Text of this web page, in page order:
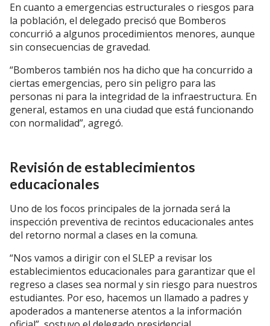
En cuanto a emergencias estructurales o riesgos para
la población, el delegado precisó que Bomberos
concurrió a algunos procedimientos menores, aunque
sin consecuencias de gravedad.
“Bomberos también nos ha dicho que ha concurrido a
ciertas emergencias, pero sin peligro para las
personas ni para la integridad de la infraestructura. En
general, estamos en una ciudad que está funcionando
con normalidad”, agregó.
Revisión de establecimientos
educacionales
Uno de los focos principales de la jornada será la
inspección preventiva de recintos educacionales antes
del retorno normal a clases en la comuna.
“Nos vamos a dirigir con el SLEP a revisar los
establecimientos educacionales para garantizar que el
regreso a clases sea normal y sin riesgo para nuestros
estudiantes. Por eso, hacemos un llamado a padres y
apoderados a mantenerse atentos a la información